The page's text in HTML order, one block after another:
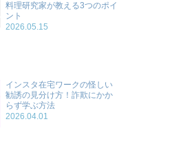
料理研究家が教える3つのポイ
ント
2026.05.15
インスタ在宅ワークの怪しい
勧誘の見分け方！詐欺にかか
らず学ぶ方法
2026.04.01